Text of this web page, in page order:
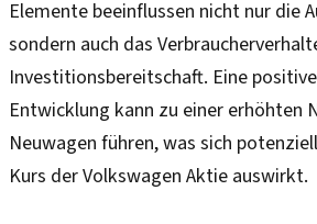
Elemente beeinflussen nicht nur die
sondern auch das
Investitionsbereitschaft. Eine
Entwicklung kann zu einer erhöhten
Neuwagen führen, was sich
Kurs der Volkswagen Aktie auswirkt.